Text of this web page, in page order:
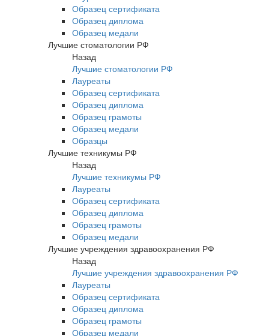
Образец сертификата
Образец диплома
Образец медали
Лучшие стоматологии РФ
Назад
Лучшие стоматологии РФ
Лауреаты
Образец сертификата
Образец диплома
Образец грамоты
Образец медали
Образцы
Лучшие техникумы РФ
Назад
Лучшие техникумы РФ
Лауреаты
Образец сертификата
Образец диплома
Образец грамоты
Образец медали
Лучшие учреждения здравоохранения РФ
Назад
Лучшие учреждения здравоохранения РФ
Лауреаты
Образец сертификата
Образец диплома
Образец грамоты
Образец медали